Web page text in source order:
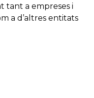
tant a empreses i
a d’altres entitats